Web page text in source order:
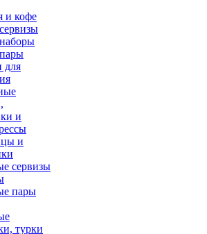
и кофе
для
и
и
сервизы
пары
турки